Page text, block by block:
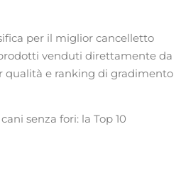
per il miglior cancelletto
venduti direttamente da
qualità e ranking di gradimento
senza fori: la Top 10